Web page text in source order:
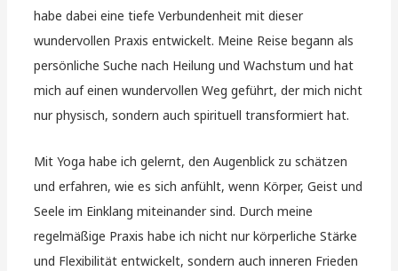
habe dabei eine tiefe Verbundenheit mit dieser
wundervollen Praxis entwickelt. Meine Reise begann als
persönliche Suche nach Heilung und Wachstum und hat
mich auf einen wundervollen Weg geführt, der mich nicht
nur physisch, sondern auch spirituell transformiert hat.
Mit Yoga habe ich gelernt, den Augenblick zu schätzen
und erfahren, wie es sich anfühlt, wenn Körper, Geist und
Seele im Einklang miteinander sind. Durch meine
regelmäßige Praxis habe ich nicht nur körperliche Stärke
und Flexibilität entwickelt, sondern auch inneren Frieden